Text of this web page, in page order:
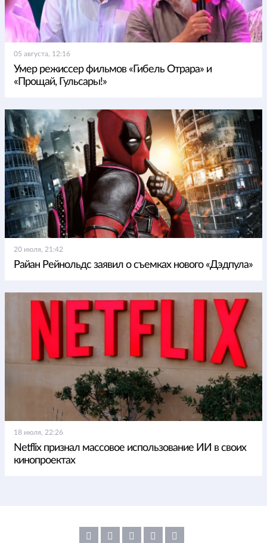
05 августа, 12:16
Умер режиссер фильмов «Гибель Отрара» и
«Прощай, Гульсары!»
20 июля, 21:42
Райан Рейнольдс заявил о съемках нового «Дэдпула»
18 июля, 22:26
Netflix признал массовое использование ИИ в своих
кинопроектах